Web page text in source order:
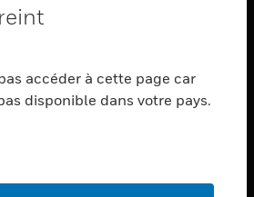
S'INSCRIRE
accéder à cette page car
disponible dans votre pays.